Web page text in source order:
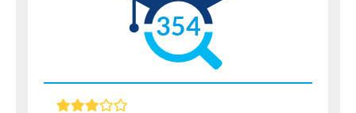
354